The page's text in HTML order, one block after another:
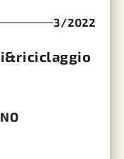
3/2022